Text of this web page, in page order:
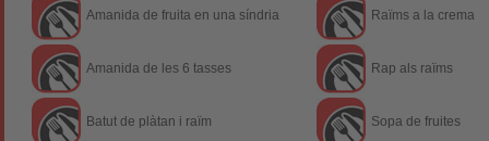
Amanida de fruita en una síndria
Amanida de les 6 tasses
Batut de plàtan i raïm
Raïms a la crema
Rap als raïms
Sopa de fruites